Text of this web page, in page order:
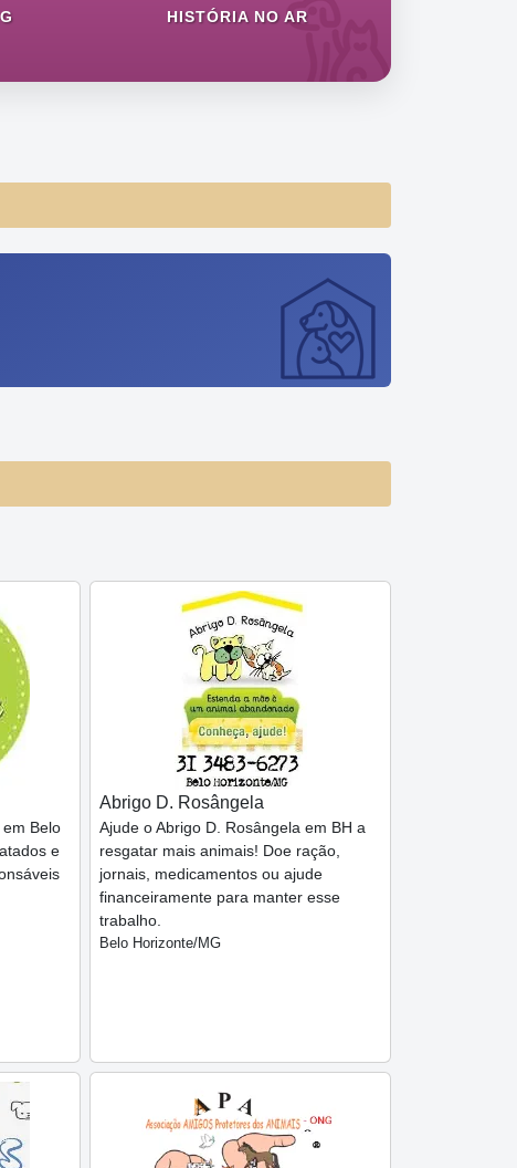
HISTÓRIA NO AR
Belo
e
Abrigo D. Rosângela
Ajude o Abrigo D. Rosângela em BH a
resgatar mais animais! Doe ração,
jornais, medicamentos ou ajude
financeiramente para manter esse
trabalho.
Belo Horizonte/MG